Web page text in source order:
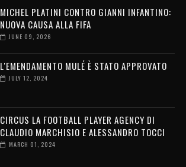
MICHEL PLATINI CONTRO GIANNI INFANTINO:
NUOVA CAUSA ALLA FIFA
JUNE 09, 2026
L'EMENDAMENTO MULÉ È STATO APPROVATO
JULY 12, 2024
CIRCUS LA FOOTBALL PLAYER AGENCY DI
CLAUDIO MARCHISIO E ALESSANDRO TOCCI
MARCH 01, 2024